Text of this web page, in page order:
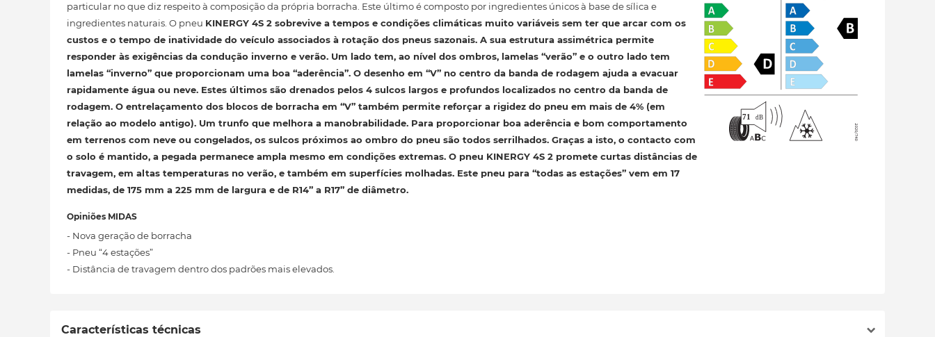
particular no que diz respeito à composição da própria borracha. Este último é composto por ingredientes únicos à base de sílica e
ingredientes naturais. O pneu KINERGY 4S 2 sobrevive a tempos e condições climáticas muito variáveis ​​sem ter que arcar com os
custos e o tempo de inatividade do veículo associados à rotação dos pneus sazonais. A sua estrutura assimétrica permite
responder às exigências da condução inverno e verão. Um lado tem, ao nível dos ombros, lamelas “verão” e o outro lado tem
lamelas “inverno” que proporcionam uma boa “aderência”. O desenho em “V” no centro da banda de rodagem ajuda a evacuar
rapidamente água ou neve. Estes últimos são drenados pelos 4 sulcos largos e profundos localizados no centro da banda de
rodagem. O entrelaçamento dos blocos de borracha em “V” também permite reforçar a rigidez do pneu em mais de 4% (em
relação ao modelo antigo). Um trunfo que melhora a manobrabilidade. Para proporcionar boa aderência e bom comportamento
em terrenos com neve ou congelados, os sulcos próximos ao ombro do pneu são todos serrilhados. Graças a isto, o contacto com
o solo é mantido, a pegada permanece ampla mesmo em condições extremas. O pneu KINERGY 4S 2 promete curtas distâncias de
travagem, em altas temperaturas no verão, e também em superfícies molhadas. Este pneu para “todas as estações” vem em 17
medidas, de 175 mm a 225 mm de largura e de R14” a R17” de diâmetro.
Opiniões MIDAS
- Nova geração de borracha
- Pneu “4 estações”
- Distância de travagem dentro dos padrões mais elevados.
Características técnicas